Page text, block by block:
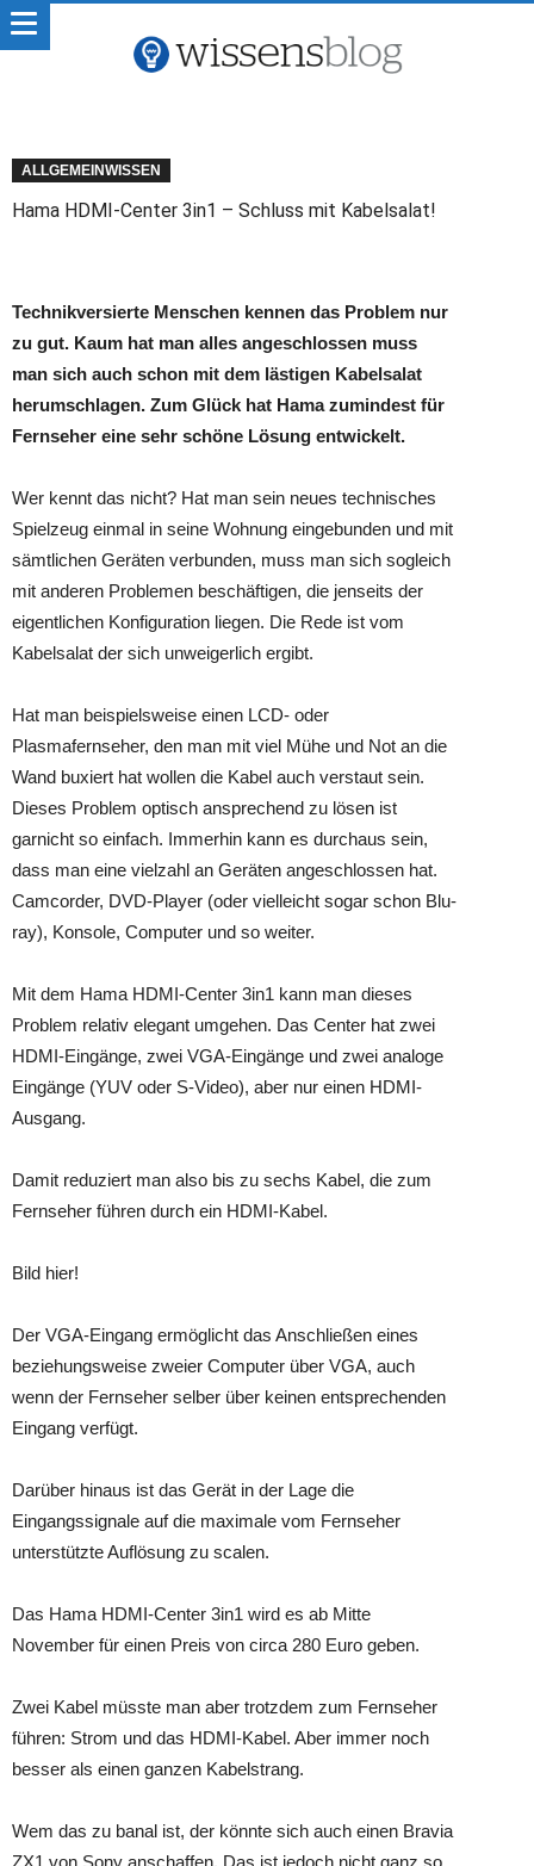
ALLGEMEINWISSEN
Hama HDMI-Center 3in1 – Schluss mit Kabelsalat!
Technikversierte Menschen kennen das Problem nur
zu gut. Kaum hat man alles angeschlossen muss
man sich auch schon mit dem lästigen Kabelsalat
herumschlagen. Zum Glück hat Hama zumindest für
Fernseher eine sehr schöne Lösung entwickelt.
Wer kennt das nicht? Hat man sein neues technisches
Spielzeug einmal in seine Wohnung eingebunden und mit
sämtlichen Geräten verbunden, muss man sich sogleich
mit anderen Problemen beschäftigen, die jenseits der
eigentlichen Konfiguration liegen. Die Rede ist vom
Kabelsalat der sich unweigerlich ergibt.
Hat man beispielsweise einen LCD- oder
Plasmafernseher, den man mit viel Mühe und Not an die
Wand buxiert hat wollen die Kabel auch verstaut sein.
Dieses Problem optisch ansprechend zu lösen ist
garnicht so einfach. Immerhin kann es durchaus sein,
dass man eine vielzahl an Geräten angeschlossen hat.
Camcorder, DVD-Player (oder vielleicht sogar schon Blu-
ray), Konsole, Computer und so weiter.
Mit dem Hama HDMI-Center 3in1 kann man dieses
Problem relativ elegant umgehen. Das Center hat zwei
HDMI-Eingänge, zwei VGA-Eingänge und zwei analoge
Eingänge (YUV oder S-Video), aber nur einen HDMI-
Ausgang.
Damit reduziert man also bis zu sechs Kabel, die zum
Fernseher führen durch ein HDMI-Kabel.
Bild hier!
Der VGA-Eingang ermöglicht das Anschließen eines
beziehungsweise zweier Computer über VGA, auch
wenn der Fernseher selber über keinen entsprechenden
Eingang verfügt.
Darüber hinaus ist das Gerät in der Lage die
Eingangssignale auf die maximale vom Fernseher
unterstützte Auflösung zu scalen.
Das Hama HDMI-Center 3in1 wird es ab Mitte
November für einen Preis von circa 280 Euro geben.
Zwei Kabel müsste man aber trotzdem zum Fernseher
führen: Strom und das HDMI-Kabel. Aber immer noch
besser als einen ganzen Kabelstrang.
Wem das zu banal ist, der könnte sich auch einen Bravia
ZX1 von Sony anschaffen. Das ist jedoch nicht ganz so